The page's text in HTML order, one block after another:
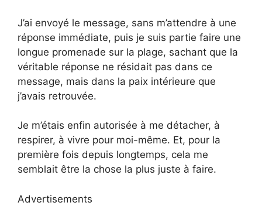
J’ai envoyé le message, sans m’attendre à une
réponse immédiate, puis je suis partie faire une
longue promenade sur la plage, sachant que la
véritable réponse ne résidait pas dans ce
message, mais dans la paix intérieure que
j’avais retrouvée.
Je m’étais enfin autorisée à me détacher, à
respirer, à vivre pour moi-même. Et, pour la
première fois depuis longtemps, cela me
semblait être la chose la plus juste à faire.
Advertisements